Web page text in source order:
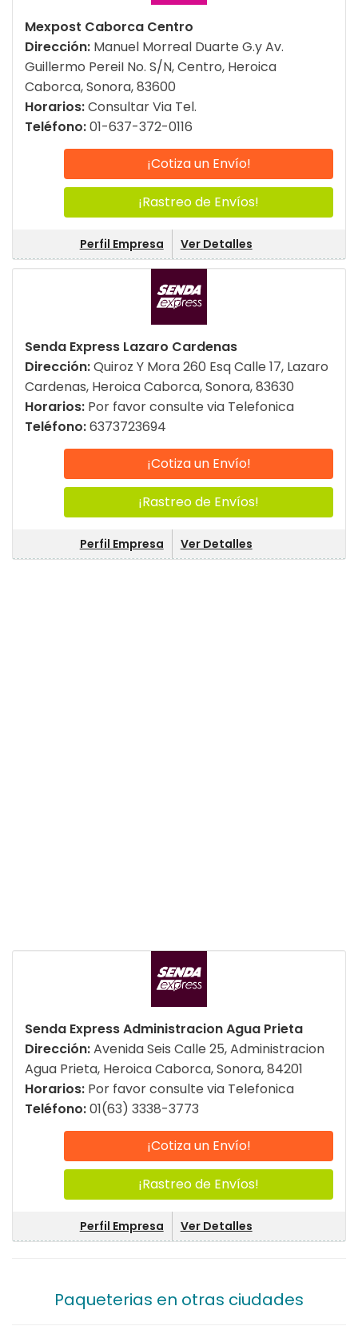
Mexpost Caborca Centro
Dirección: Manuel Morreal Duarte G.y Av.
Guillermo PereiI No. S/N, Centro, Heroica
Caborca, Sonora, 83600
Horarios:Consultar Via Tel.
Teléfono:01-637-372-0116
¡Cotiza un Envío!
¡Rastreo de Envíos!
Perfil Empresa Ver Detalles
Senda Express Lazaro Cardenas
Dirección:Quiroz Y Mora 260 Esq Calle 17, Lazaro
Cardenas, Heroica Caborca, Sonora, 83630
Horarios: Por favor consulte via Telefonica
Teléfono:6373723694
¡Cotiza un Envío!
¡Rastreo de Envíos!
Perfil Empresa Ver Detalles
Senda Express Administracion Agua Prieta
Dirección:Avenida Seis Calle 25, Administracion
Agua Prieta, Heroica Caborca, Sonora, 84201
Horarios: Por favor consulte via Telefonica
Teléfono:01(63) 3338-3773
¡Cotiza un Envío!
¡Rastreo de Envíos!
Perfil Empresa Ver Detalles
Paqueterias en otras ciudades